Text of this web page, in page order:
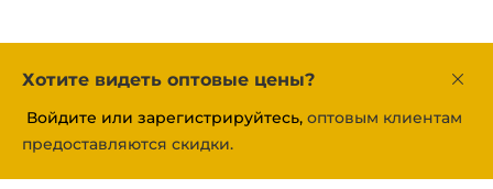
Хотите видеть оптовые цены?
Войдите или зарегистрируйтесь, оптовым клиентам
предоставляются скидки.